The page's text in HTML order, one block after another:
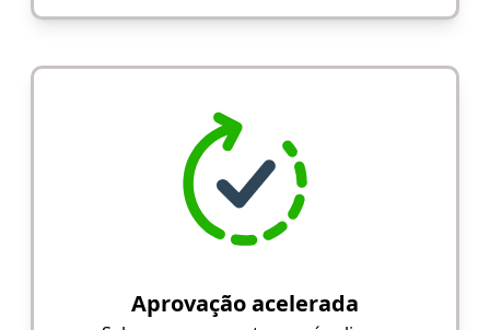
Aprovação acelerada